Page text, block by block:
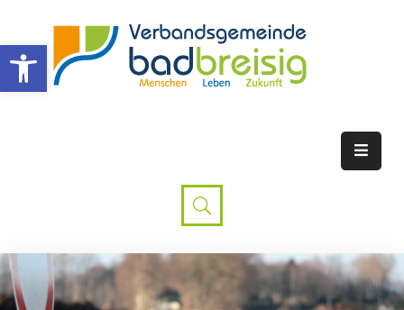
Werkzeugleiste öffnen